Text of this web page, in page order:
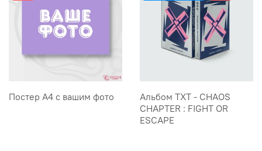
Постер А4 с вашим фото
Альбом TXT - CHAOS
CHAPTER : FIGHT OR
ESCAPE